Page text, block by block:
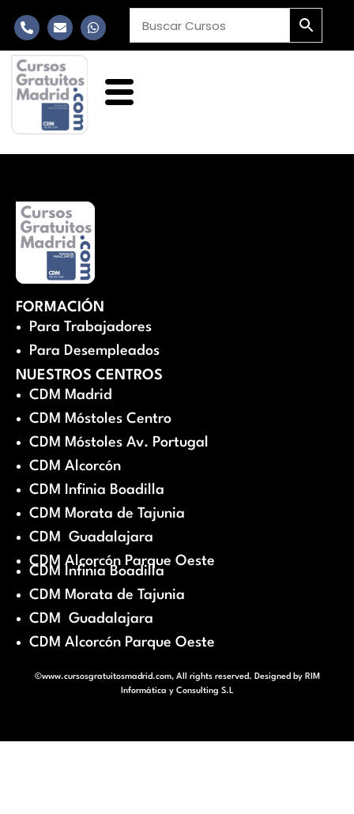
FORMACIÓN
Para Trabajadores
Para Desempleados
NUESTROS CENTROS
CDM Madrid
CDM Móstoles Centro
CDM Móstoles Av. Portugal
CDM Alcorcón
CDM Infinia Boadilla
CDM Morata de Tajunia
CDM Guadalajara
CDM Alcorcón Parque Oeste
CDM Infinia Boadilla
CDM Morata de Tajunia
CDM Guadalajara
CDM Alcorcón Parque Oeste
©www.cursosgratuitosmadrid.com, All rights reserved. Designed by RIM
Informática y Consulting S.L